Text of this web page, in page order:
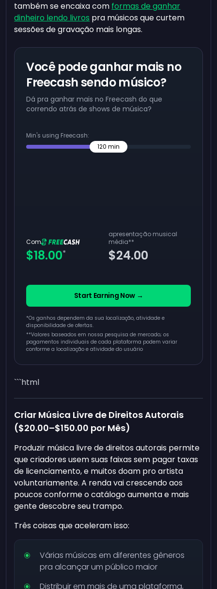
também se encaixa com formas de ganhar
dinheiro lendo livros pra músicos que curtem
sessões de gravação mais longas.
Você pode ganhar mais no
Freecash sendo músico?
Dá pra ganhar mais no Freecash do que
correndo atrás de shows de música?
Min's using Freecash:
120 min
Com
$18.00*
apresentação musical
média**
$24.00
Start Earning Now →
*Os ganhos dependem da sua localização, atividade e
disponibilidade de ofertas.
**Valores baseados em nossa pesquisa de mercado; os
pagamentos individuais de cada plataforma podem variar
conforme a localização e atividade do usuário
```html
Criar Música Livre de Direitos Autorais
($20.00–$150.00 por Mês)
Produzir música livre de direitos autorais permite
que criadores usem suas faixas sem pagar taxas
de licenciamento, e muitos doam pro artista
voluntariamente. A renda vai crescendo aos
poucos conforme o catálogo aumenta e mais
gente descobre seu trampo.
Três coisas que aceleram isso:
Várias músicas em diferentes gêneros
pra alcançar um público maior
Distribuir em mais de uma plataforma,